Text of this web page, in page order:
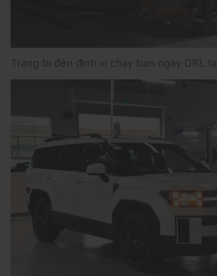
Trang bị đèn định vị chạy ban ngày DRL